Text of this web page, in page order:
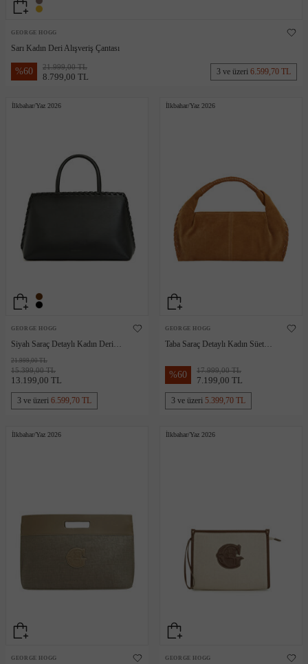
GEORGE HOGG
Sarı Kadın Deri Alışveriş Çantası
%60 21.999,00 TL
8.799,00 TL 3 ve üzeri 6.599,70 TL
İlkbahar/Yaz 2026
GEORGE HOGG
Siyah Saraç Detaylı Kadın Deri
Çanta
21.999,00 TL
15.399,00 TL
13.199,00 TL
3 ve üzeri 6.599,70 TL
İlkbahar/Yaz 2026
GEORGE HOGG
Taba Saraç Detaylı Kadın Süet
%60 17.999,00 TL
7.199,00 TL
3 ve üzeri 5.399,70 TL
İlkbahar/Yaz 2026
GEORGE HOGG
İlkbahar/Yaz 2026
GEORGE HOGG